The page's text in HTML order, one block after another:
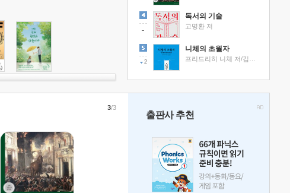
독서의 기술
고명환 저
2
니체의 초월자
3/3
출판사 추천